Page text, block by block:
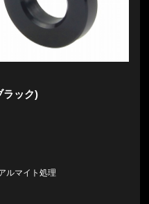
ラック)
ルマイト処理